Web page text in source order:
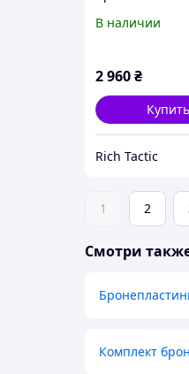
захисту
бронежилета
В наличии
2 960₴
Купить
Rich Tactic
1 2
Смотри
Комплект